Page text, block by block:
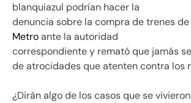
blanquiazul podrían hacer la
denuncia sobre la compra de trenes de
Metroante la autoridad
correspondiente y remató que jamás
de atrocidades que atenten contra los
¿Dirán algo de los casos que se